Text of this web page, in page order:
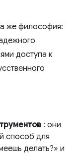
же философия:
доступа к
: они
способ для
делать?» и